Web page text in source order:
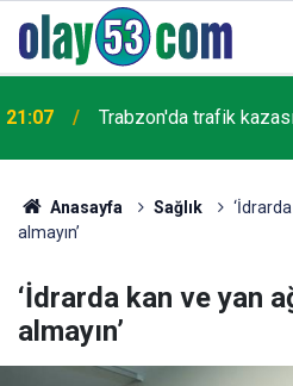
21:07 Trabzon'da trafik
Anasayfa Sağlık
almayın’
‘İdrarda kan ve yan
almayın’